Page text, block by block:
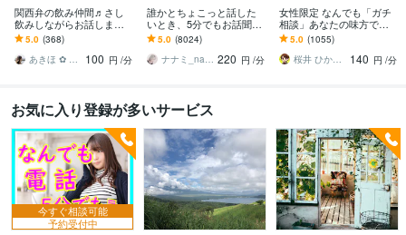
関西弁の飲み仲間♬さし
飲みしながらお話します
何となく話したい✨酔った
時のいい気分のまま⭐︎お話
しましょう
5.0 (368)
あきほ ✿ 元気を届ける関西女子✨
100 円 /分
誰かとちょこっと話した
いとき、5分でもお話聞き
ます 疲れた～、でもカウ
ンセリングじゃない、な
んとなく雑談聞いて～
5.0 (8024)
ナナミ_nanami 220 円 /分
女性限定 なんでも「ガチ
相談」あなたの味方で話
ます 男性目線で、あなた
の恋の“答え”を言葉にしま
す。
5.0 (1055)
桜井 ひかる｜経験豊富の恋愛相談室
140 円 /分
お気に入り登録が多いサービス
今すぐ相談可能
予約受付中